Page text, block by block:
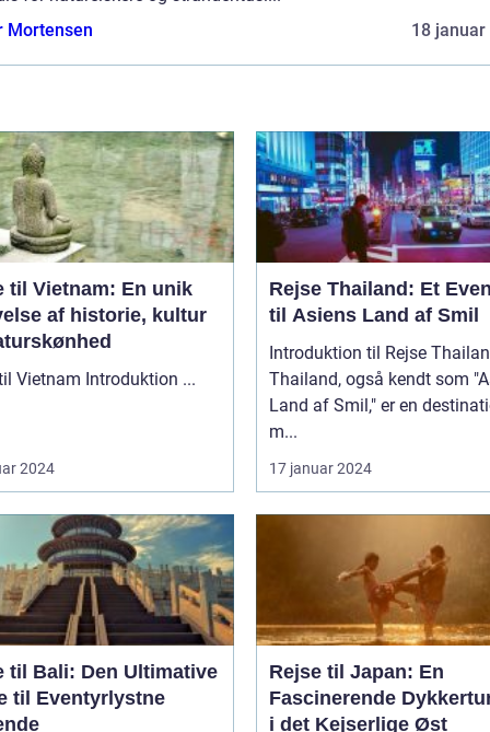
Mortensen
18 januar
til Vietnam: En unik
af historie, kultur
Rejse til Vietnam Introduktion ...
2024
Rejse Thailand: Et
til Asiens Land af Smil
Introduktion til Rejse
Thailand, også kendt som
Land af Smil," er en
m...
17 januar 2024
til Bali: Den Ultimative
til Eventyrlystne
Rejse til Japan: En
Fascinerende
i det Kejserlige Øst